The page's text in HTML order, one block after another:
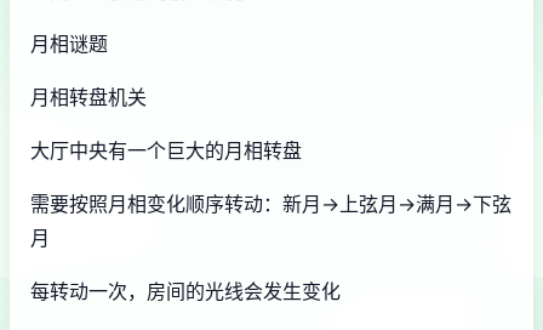
月相谜题
月相转盘机关
大厅中央有一个巨大的月相转盘
需要按照月相变化顺序转动：新月→上弦月→满月→下弦
月
每转动一次，房间的光线会发生变化